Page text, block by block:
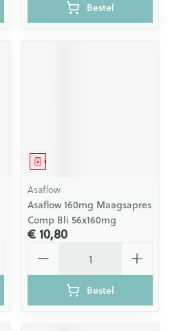
Bestel
Geneesmiddel
Asaflow
Asaflow 160mg Maagsapres
Comp Bli 56x160mg
€ 10,80
Bestel